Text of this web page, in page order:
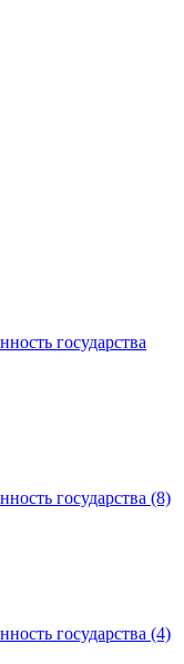
государства
государства (8)
государства (4)